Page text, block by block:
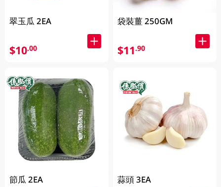
翠玉瓜 2EA
$10.00
節瓜 2EA
袋裝薑 250GM
$11.90
蒜頭 3EA